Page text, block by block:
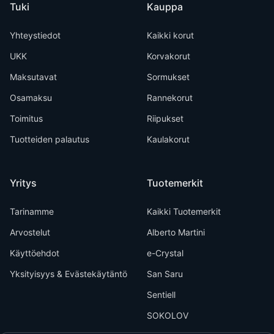
Tuki
Yhteystiedot
UKK
Maksutavat
Osamaksu
Toimitus
Tuotteiden palautus
Yritys
Tarinamme
Arvostelut
Käyttöehdot
Yksityisyys & Evästekäytäntö
Kauppa
Kaikki korut
Korvakorut
Sormukset
Rannekorut
Riipukset
Kaulakorut
Tuotemerkit
Kaikki Tuotemerkit
Alberto Martini
e-Crystal
San Saru
Sentiell
SOKOLOV